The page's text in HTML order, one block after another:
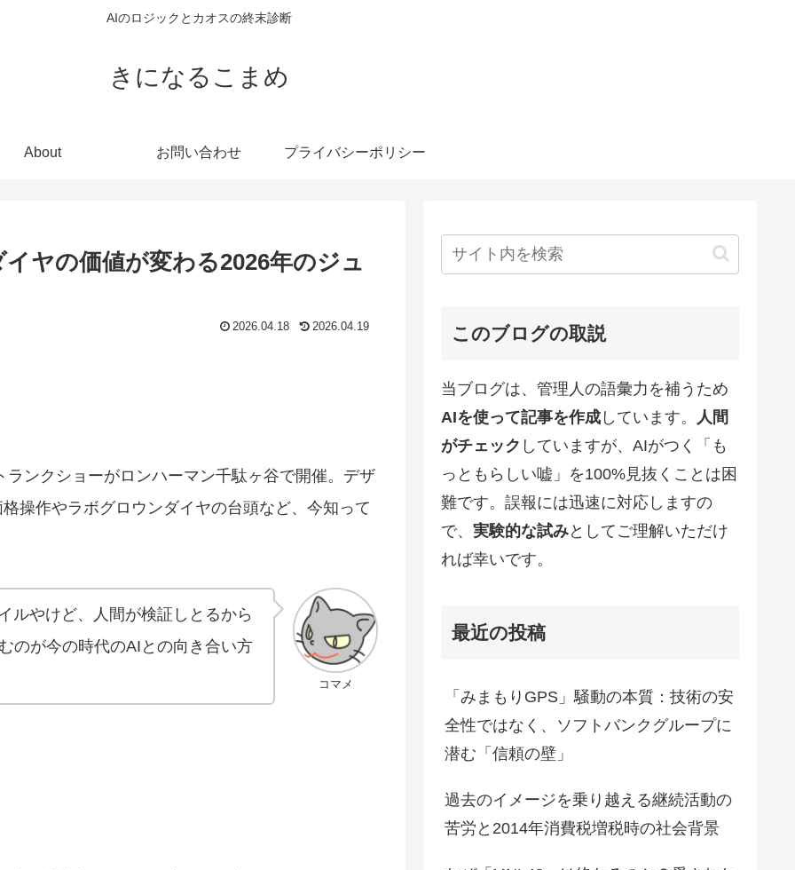
AIのロジックとカオスの終末診断
きになるこまめ
About お問い合わせ プライバシーポリシー
ヤの価値が変わる2026年のジュ
2026.04.18 2026.04.19
ンクショーがロンハーマン千駄ヶ谷で開催。デザ
操作やラボグロウンダイヤの台頭など、今知って
コマメ
ルやけど、人間が検証しとるから
のが今の時代のAIとの向き合い方
このブログの取説
当ブログは、管理人の語彙力を補うため
AIを使って記事を作成 しています。
人間
がチェック していますが、AIがつく「も
っともらしい嘘」を100%見抜くことは困
難です。誤報には迅速に対応しますの
で、 実験的な試みとしてご理解いただけ
れば幸いです。
最近の投稿
「みまもりGPS」騒動の本質：技術の安
全性ではなく、ソフトバンクグループに
潜む「信頼の壁」
過去のイメージを乗り越える継続活動の
苦労と2014年消費税増税時の社会背景